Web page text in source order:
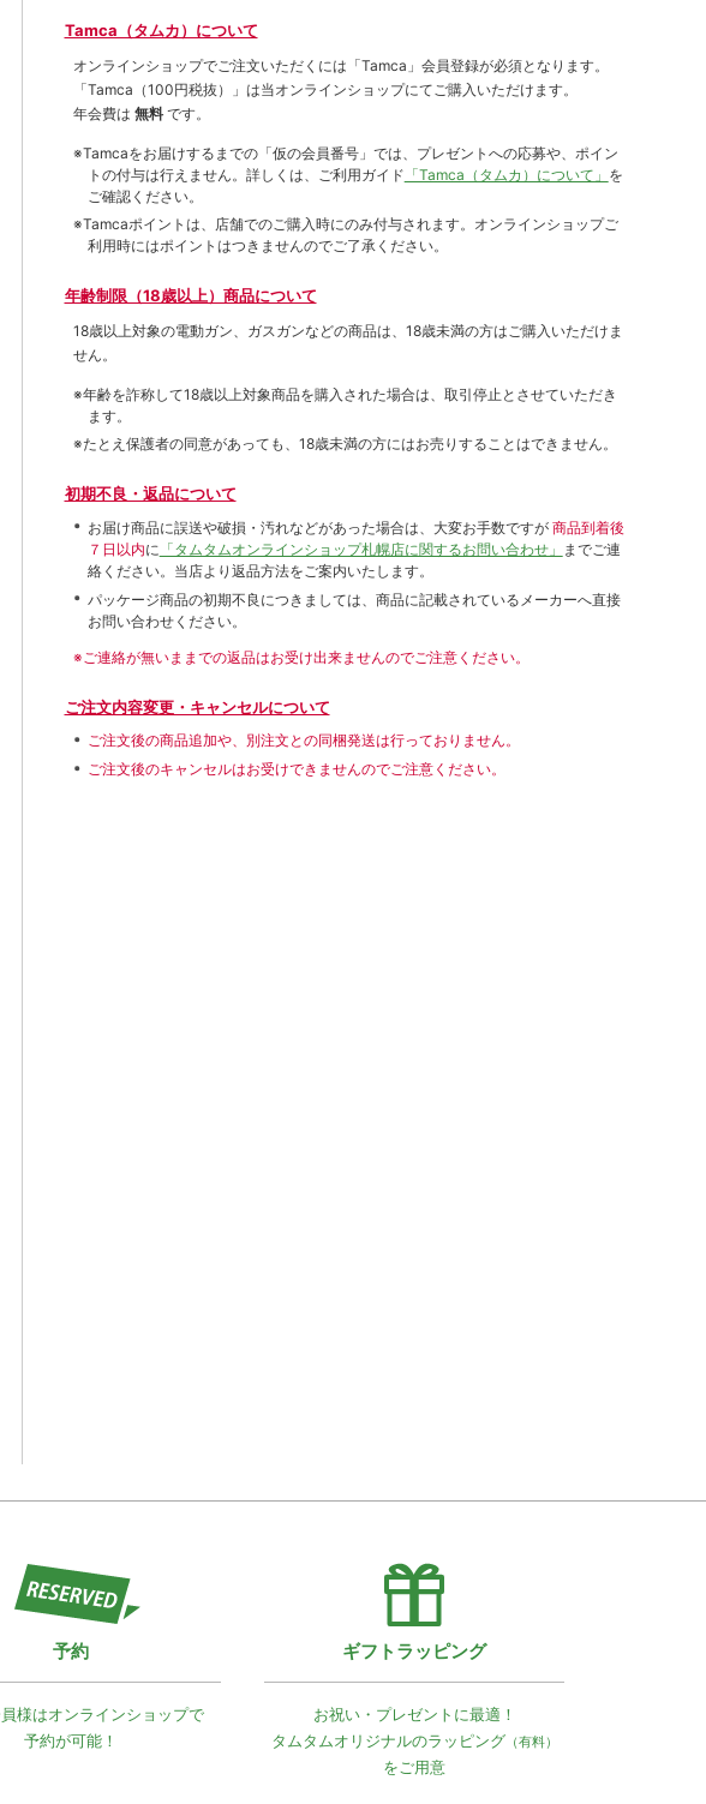
Tamca（タムカ）について
オンラインショップでご注⽂いただくには「Tamca」会員登録が必須となります。
「Tamca （100円税抜）
」は当オンラインショップにてご購⼊いただけます。
年会費は 無料 です。
※Tamcaをお届けするまでの「仮の会員番号」では、プレゼントへの応募や、ポイン
トの付与は⾏えません。詳しくは、ご利⽤ガイド 「Tamca（タムカ）について」 を
ご確認ください。
※Tamcaポイントは、店舗でのご購⼊時にのみ付与されます。オンラインショップご
利用時にはポイントはつきませんのでご了承ください。
年齢制限（18歳以上）商品について
18歳以上対象の電動ガン、ガスガンなどの商品は、18歳未満の方はご購入いただけま
せん。
※年齢を詐称して18歳以上対象商品を購入された場合は、取引停止とさせていただき
ます。
※たとえ保護者の同意があっても、18歳未満の方にはお売りすることはできません。
初期不良・返品について
お届け商品に誤送や破損・汚れなどがあった場合は、大変お手数ですが 商品到着後
７日以内に 「タムタムオンラインショップ札幌店に関するお問い合わせ」 までご連
絡ください。当店より返品方法をご案内いたします。
パッケージ商品の初期不良につきましては、商品に記載されているメーカーへ直接
お問い合わせください。
※ご連絡が無いままでの返品はお受け出来ませんのでご注意ください。
ご注文内容変更・キャンセルについて
ご注文後の商品追加や、別注文との同梱発送は行っておりません。
ご注文後のキャンセルはお受けできませんのでご注意ください。
予約
様はオンラインショップで
予約が可能！
ギフトラッピング
お祝い・プレゼントに最適！
タムタムオリジナルのラッピング （有料）
をご用意